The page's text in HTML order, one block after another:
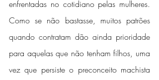
enfrentadas no cotidiano pelas mulheres.
Como se não bastasse, muitos patrões
quando contratam dão ainda prioridade
para aquelas que não tenham filhos, uma
vez que persiste o preconceito machista